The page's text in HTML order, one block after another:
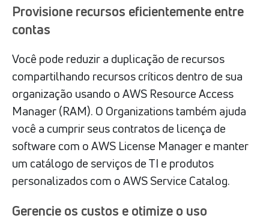
Provisione recursos eficientemente entre
contas
Você pode reduzir a duplicação de recursos
compartilhando recursos críticos dentro de sua
organização usando o AWS Resource Access
Manager (RAM). O Organizations também ajuda
você a cumprir seus contratos de licença de
software com o AWS License Manager e manter
um catálogo de serviços de TI e produtos
personalizados com o AWS Service Catalog.
Gerencie os custos e otimize o uso